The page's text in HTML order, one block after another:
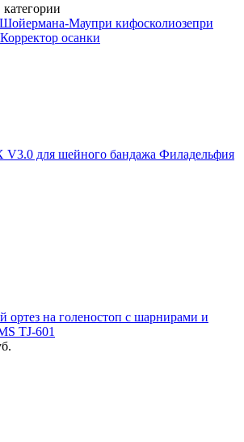
Маупри кифосколиозепри
Корректор осанки
для шейного бандажа Филадельфия
на голеностоп с шарнирами и
TJ-601